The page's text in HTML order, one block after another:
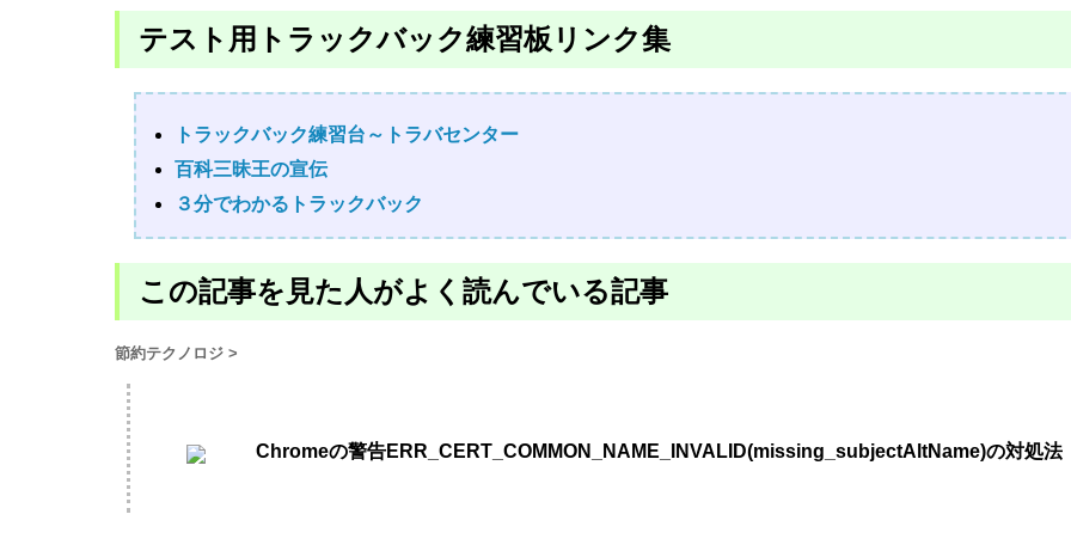
テスト用トラックバック練習板リンク集
トラックバック練習台～トラバセンター
百科三昧王の宣伝
３分でわかるトラックバック
この記事を見た人がよく読んでいる記事
節約テクノロジ >
Chromeの警告ERR_CERT_COMMON_NAME_INVALID(missing_subjectAltName)の対処法